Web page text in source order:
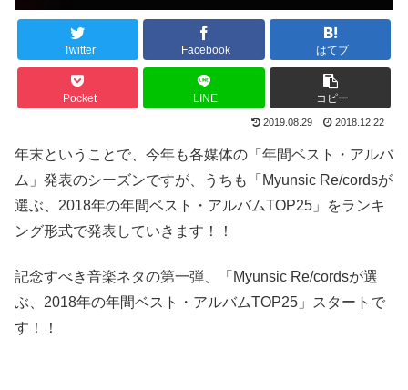
Twitter Facebook はてブ
Pocket LINE コピー
2019.08.29 2018.12.22
年末ということで、今年も各媒体の「年間ベスト・アルバ
ム」発表のシーズンですが、うちも「Myunsic Re/cordsが
選ぶ、2018年の年間ベスト・アルバムTOP25」をランキ
ング形式で発表していきます！！
記念すべき音楽ネタの第一弾、「Myunsic Re/cordsが選
ぶ、2018年の年間ベスト・アルバムTOP25」スタートで
す！！